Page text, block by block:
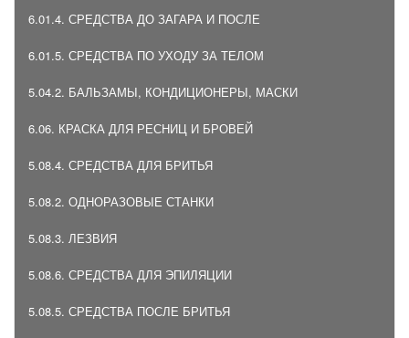
6.01.4. СРЕДСТВА ДО ЗАГАРА И ПОСЛЕ
6.01.5. СРЕДСТВА ПО УХОДУ ЗА ТЕЛОМ
5.04.2. БАЛЬЗАМЫ, КОНДИЦИОНЕРЫ, МАСКИ
6.06. КРАСКА ДЛЯ РЕСНИЦ И БРОВЕЙ
5.08.4. СРЕДСТВА ДЛЯ БРИТЬЯ
5.08.2. ОДНОРАЗОВЫЕ СТАНКИ
5.08.3. ЛЕЗВИЯ
5.08.6. СРЕДСТВА ДЛЯ ЭПИЛЯЦИИ
5.08.5. СРЕДСТВА ПОСЛЕ БРИТЬЯ